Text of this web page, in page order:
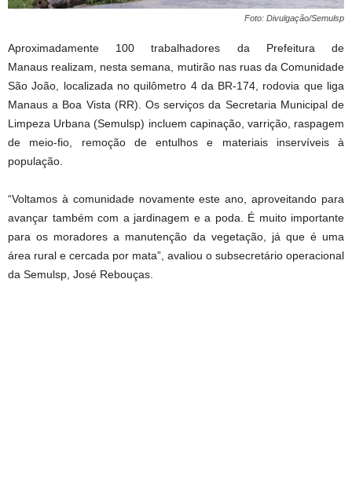
Foto: Divulgação/Semulsp
Aproximadamente 100 trabalhadores da Prefeitura de
Manaus realizam, nesta semana, mutirão nas ruas da Comunidade
São João, localizada no quilômetro 4 da BR-174, rodovia que liga
Manaus a Boa Vista (RR). Os serviços da Secretaria Municipal de
Limpeza Urbana (Semulsp) incluem capinação, varrição, raspagem
de meio-fio, remoção de entulhos e materiais inservíveis à
população.
“Voltamos à comunidade novamente este ano, aproveitando para
avançar também com a jardinagem e a poda. É muito importante
para os moradores a manutenção da vegetação, já que é uma
área rural e cercada por mata”, avaliou o subsecretário operacional
da Semulsp, José Rebouças.